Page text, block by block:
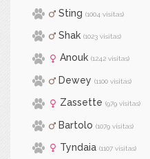
Sting (1004 visitas)
Shak (1023 visitas)
Anouk (1242 visitas)
Dewey (1100 visitas)
Zassette (979 visitas)
Bartolo (1079 visitas)
Tyndaia (1107 visitas)